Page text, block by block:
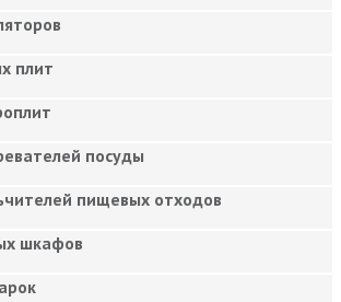
плит
посуды
пищевых отходов
шкафов